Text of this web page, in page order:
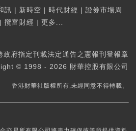
訊 | 新時空 | 時代財經 | 證券市場周
| 攬富財經 | 更多...
政府指定刊載法定通告之憲報刊登報章
© 1998 - 2026 財華控股有限公司
香港財華社版權所有,未經同意不得轉載。